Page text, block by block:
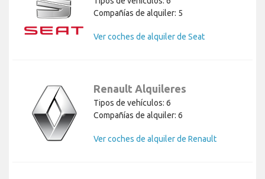
Compañías de alquiler: 5
Ver coches de alquiler de Seat
Renault Alquileres
Tipos de vehículos: 6
Compañías de alquiler: 6
Ver coches de alquiler de Renault